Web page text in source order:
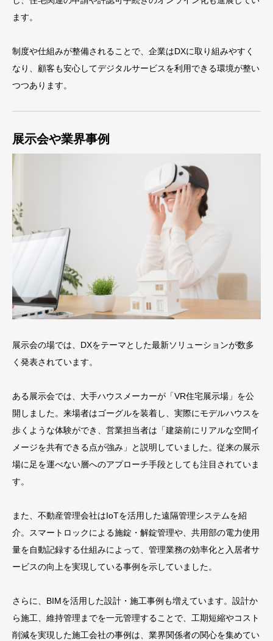
ます。
制度や仕組みが整備されることで、企業はDXに取り組みやすく
なり、顧客も安心してデジタルサービスを利用できる環境が整い
つつあります。
展示会や業界事例
展示会の場では、DXをテーマとした最新ソリューションが数多
く発表されています。
ある展示会では、大手ハウスメーカーが「VR住宅展示場」を公
開しました。来場者はゴーグルを装着し、実際にモデルハウスを
歩くような体験ができ、営業担当者は「建築前にリアルな空間イ
メージを共有できる点が強み」と説明していました。従来の展示
場に足を運べない層へのアプローチ手段としても注目されていま
す。
また、不動産管理会社はIoTを活用した遠隔管理システムを紹
介。スマートロックによる施錠・解錠管理や、共用部の電力使用
量を自動記録する仕組みによって、管理業務の効率化と入居者サ
ービスの向上を実現している事例を示していました。
さらに、BIMを活用した設計・施工事例も増えています。設計か
ら施工、維持管理までを一元管理することで、工期短縮やコスト
削減を実現した施工会社の事例は、業界関係者の関心を集めてい